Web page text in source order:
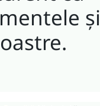
și